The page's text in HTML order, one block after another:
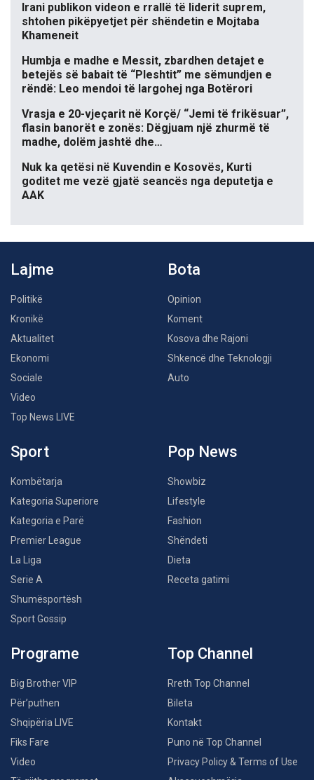
Irani publikon videon e rrallë të liderit suprem,
shtohen pikëpyetjet për shëndetin e Mojtaba
Khameneit
Humbja e madhe e Messit, zbardhen detajet e
betejës së babait të “Pleshtit” me sëmundjen e
rëndë: Leo mendoi të largohej nga Botërori
Vrasja e 20-vjeçarit në Korçë/ “Jemi të frikësuar”,
flasin banorët e zonës: Dëgjuam një zhurmë të
madhe, dolëm jashtë dhe…
Nuk ka qetësi në Kuvendin e Kosovës, Kurti
goditet me vezë gjatë seancës nga deputetja e
AAK
Lajme
Politikë
Kronikë
Aktualitet
Ekonomi
Sociale
Video
Top News LIVE
Bota
Opinion
Koment
Kosova dhe Rajoni
Shkencë dhe Teknologji
Auto
Sport
Kombëtarja
Kategoria Superiore
Kategoria e Parë
Premier League
La Liga
Serie A
Shumësportësh
Sport Gossip
Pop News
Showbiz
Lifestyle
Fashion
Shëndeti
Dieta
Receta gatimi
Programe
Big Brother VIP
Për’puthen
Shqipëria LIVE
Fiks Fare
Video
Top Channel
Rreth Top Channel
Bileta
Kontakt
Puno në Top Channel
Privacy Policy & Terms of Use